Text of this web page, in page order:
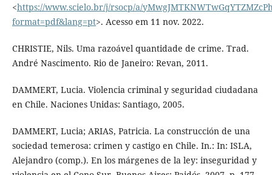
<https://www.scielo.br/j/rsocp/a/
format=pdf&lang=pt>. Acesso em 11 nov. 2022.
CHRISTIE, Nils. Uma razoável quantidade de crime. Trad.
André Nascimento. Rio de Janeiro: Revan, 2011.
DAMMERT, Lucia. Violencia criminal y seguridad ciudadana
en Chile. Naciones Unidas: Santiago, 2005.
DAMMERT, Lucia; ARIAS, Patricia. La construcción de una
sociedad temerosa: crimen y castigo en Chile. In.: In: ISLA,
Alejandro (comp.). En los márgenes de la ley: inseguridad y